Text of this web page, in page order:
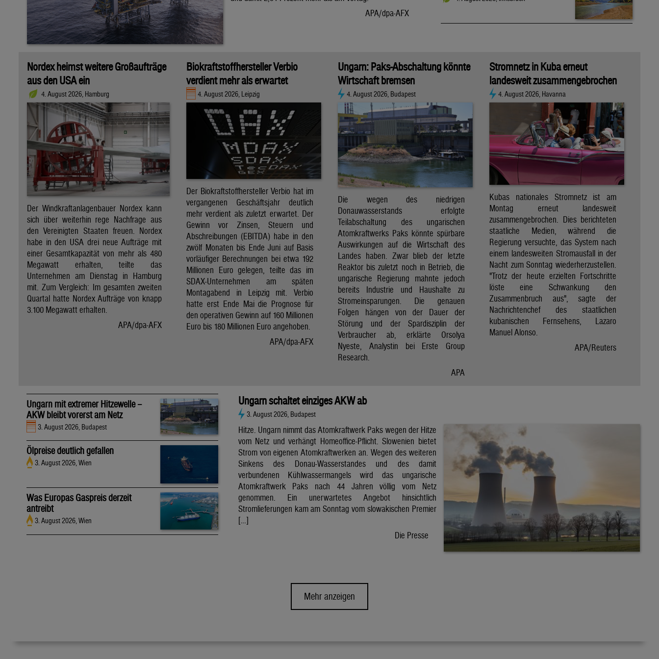
APA/dpa-AFX
Nordex heimst weitere Großaufträge
aus den USA ein
4. August 2026, Hamburg
Der Windkraftanlagenbauer Nordex kann
sich über weiterhin rege Nachfrage aus
den Vereinigten Staaten freuen. Nordex
habe in den USA drei neue Aufträge mit
einer Gesamtkapazität von mehr als 480
Megawatt erhalten, teilte das
Unternehmen am Dienstag in Hamburg
mit. Zum Vergleich: Im gesamten zweiten
Quartal hatte Nordex Aufträge von knapp
3.100 Megawatt erhalten.
APA/dpa-AFX
Biokraftstoffhersteller Verbio
verdient mehr als erwartet
4. August 2026, Leipzig
Der Biokraftstoffhersteller Verbio hat im
vergangenen Geschäftsjahr deutlich
mehr verdient als zuletzt erwartet. Der
Gewinn vor Zinsen, Steuern und
Abschreibungen (EBITDA) habe in den
zwölf Monaten bis Ende Juni auf Basis
vorläufiger Berechnungen bei etwa 192
Millionen Euro gelegen, teilte das im
SDAX-Unternehmen am späten
Montagabend in Leipzig mit. Verbio
hatte erst Ende Mai die Prognose für
den operativen Gewinn auf 160 Millionen
Euro bis 180 Millionen Euro angehoben.
APA/dpa-AFX
Ungarn: Paks-Abschaltung könnte
Wirtschaft bremsen
4. August 2026, Budapest
Die wegen des niedrigen
Donauwasserstands erfolgte
Teilabschaltung des ungarischen
Atomkraftwerks Paks könnte spürbare
Auswirkungen auf die Wirtschaft des
Landes haben. Zwar blieb der letzte
Reaktor bis zuletzt noch in Betrieb, die
ungarische Regierung mahnte jedoch
bereits Industrie und Haushalte zu
Stromeinsparungen. Die genauen
Folgen hängen von der Dauer der
Störung und der Spardisziplin der
Verbraucher ab, erklärte Orsolya
Nyeste, Analystin bei Erste Group
Research.
APA
Stromnetz in Kuba erneut
landesweit zusammengebrochen
4. August 2026, Havanna
Kubas nationales Stromnetz ist am
Montag erneut landesweit
zusammengebrochen. Dies berichteten
staatliche Medien, während die
Regierung versuchte, das System nach
einem landesweiten Stromausfall in der
Nacht zum Sonntag wiederherzustellen.
"Trotz der heute erzielten Fortschritte
löste eine Schwankung den
Zusammenbruch aus", sagte der
Nachrichtenchef des staatlichen
kubanischen Fernsehens, Lazaro
Manuel Alonso.
APA/Reuters
Ungarn mit extremer Hitzewelle –
AKW bleibt vorerst am Netz
3. August 2026, Budapest
Ölpreise deutlich gefallen
3. August 2026, Wien
Was Europas Gaspreis derzeit
antreibt
3. August 2026, Wien
Ungarn schaltet einziges AKW ab
3. August 2026, Budapest
Hitze. Ungarn nimmt das Atomkraftwerk Paks wegen der Hitze
vom Netz und verhängt Homeoffice-Pflicht. Slowenien bietet
Strom von eigenen Atomkraftwerken an. Wegen des weiteren
Sinkens des Donau-Wasserstandes und des damit
verbundenen Kühlwassermangels wird das ungarische
Atomkraftwerk Paks nach 44 Jahren völlig vom Netz
genommen. Ein unerwartetes Angebot hinsichtlich
Stromlieferungen kam am Sonntag vom slowakischen Premier
[…]
Die Presse
Mehr anzeigen